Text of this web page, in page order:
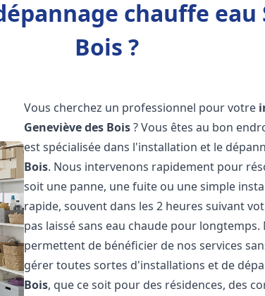
chauffe eau
Bois ?
Vous cherchez un professionnel pour votre
Geneviève des Bois? Vous êtes au bon
est spécialisée dans l'installation et le
Bois. Nous intervenons rapidement pour
soit une panne, une fuite ou une simple
rapide, souvent dans les 2 heures suivant
pas laissé sans eau chaude pour
permettent de bénéficier de nos services
gérer toutes sortes d'installations et de
Bois, que ce soit pour des résidences, des